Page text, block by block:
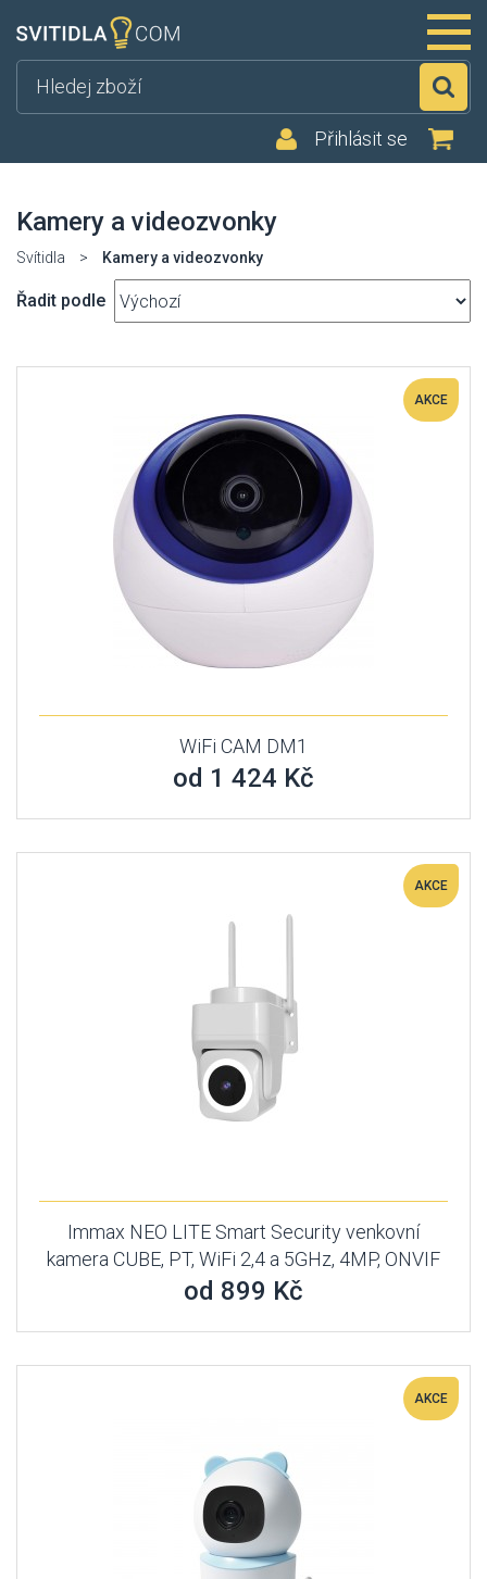
Přihlásit se
Kamery a videozvonky
Svítidla > Kamery a videozvonky
Řadit podle
AKCE
WiFi CAM DM1
od 1 424 Kč
AKCE
Immax NEO LITE Smart Security venkovní
kamera CUBE, PT, WiFi 2,4 a 5GHz, 4MP, ONVIF
od 899 Kč
AKCE